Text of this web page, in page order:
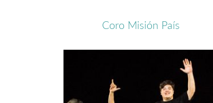
Coro Misión País